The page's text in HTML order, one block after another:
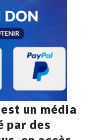
un média
par des